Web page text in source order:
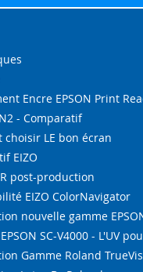
Encre EPSON Print
- Comparatif
choisir LE bon écran
EIZO
post-production
EIZO ColorNavigator
nouvelle gamme
SC-V4000 - L'UV
Gamme Roland TrueVis